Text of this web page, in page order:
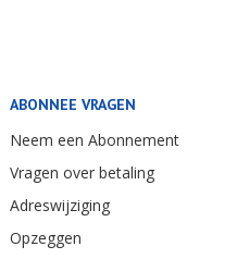
ABONNEE VRAGEN
Neem een Abonnement
Vragen over betaling
Adreswijziging
Opzeggen